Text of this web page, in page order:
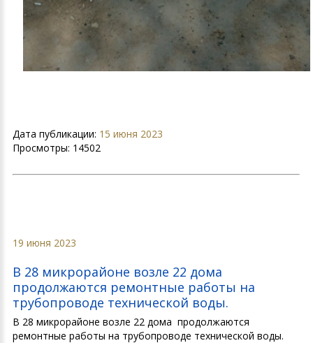
Дата публикации: 15 июня 2023
Просмотры: 14502
19 июня 2023
В 28 микрорайоне возле 22 дома
продолжаются ремонтные работы на
трубопроводе технической воды.
В 28 микрорайоне возле 22 дома продолжаются
ремонтные работы на трубопроводе технической воды.